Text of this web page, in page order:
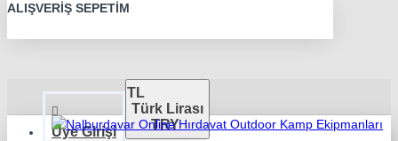
ALIŞVERIŞ SEPETIM
Üye Girişi
TL
Türk Lirası
TRY